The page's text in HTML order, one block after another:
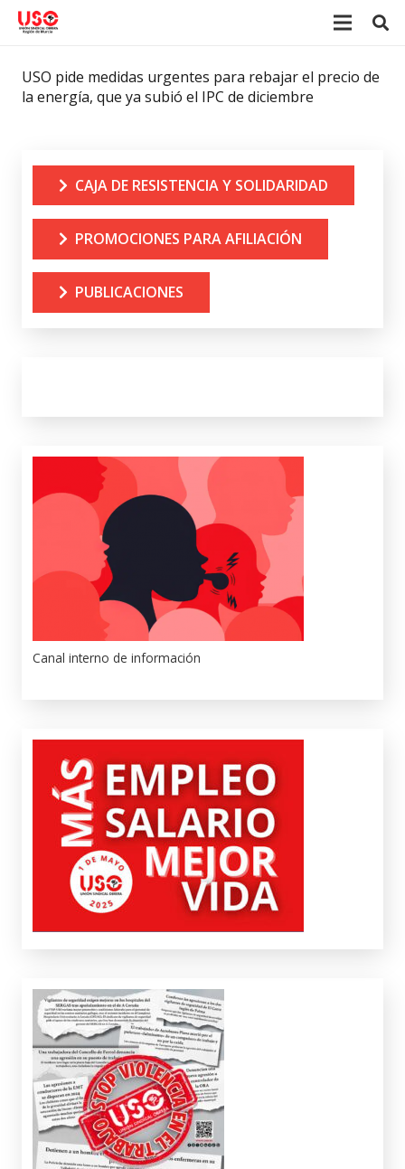
USO pide medidas urgentes para rebajar el precio de
la energía, que ya subió el IPC de diciembre
CAJA DE RESISTENCIA Y SOLIDARIDAD
PROMOCIONES PARA AFILIACIÓN
PUBLICACIONES
Canal interno de información